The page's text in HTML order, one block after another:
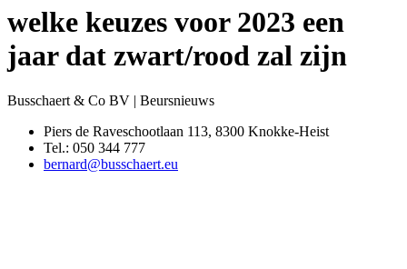
welke keuzes voor 2023 een
jaar dat zwart/rood zal zijn
Busschaert & Co BV | Beursnieuws
Piers de Raveschootlaan 113, 8300 Knokke-Heist
Tel.: 050 344 777
bernard@busschaert.eu